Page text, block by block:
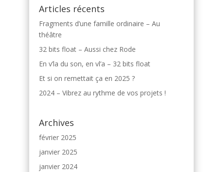
Articles récents
Fragments d’une famille ordinaire – Au
théâtre
32 bits float – Aussi chez Rode
En v’la du son, en vl’a – 32 bits float
Et si on remettait ça en 2025 ?
2024 – Vibrez au rythme de vos projets !
Archives
février 2025
janvier 2025
janvier 2024